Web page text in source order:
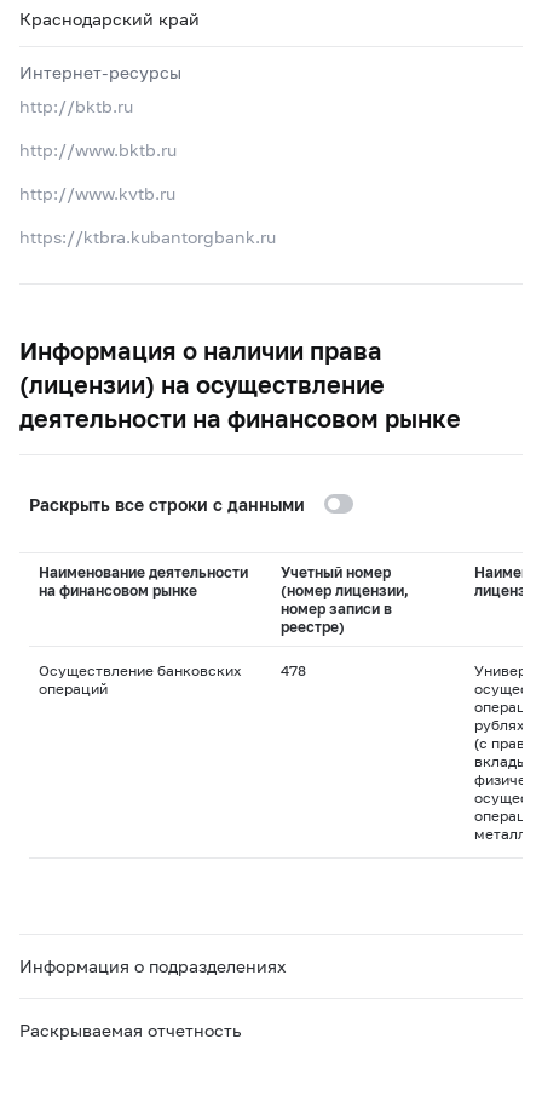
Краснодарский край
Интернет-ресурсы
http://bktb.ru
http://www.bktb.ru
http://www.kvtb.ru
https://ktbra.kubantorgbank.ru
Информация о наличии права
(лицензии) на осуществление
деятельности на финансовом рынке
Раскрыть все строки с данными
Наименование деятельности
на финансовом рынке
Учетный номер
(номер лицензии,
номер записи в
реестре)
лицензии
Осуществление банковских
операций
478
рублях и
(с
вклады
Информация о подразделениях
Раскрываемая отчетность